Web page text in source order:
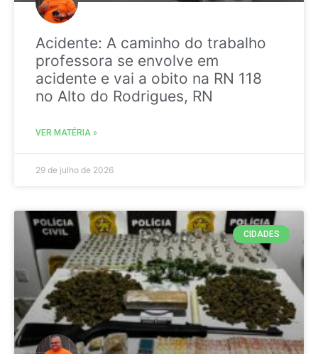
Acidente: A caminho do trabalho
professora se envolve em
acidente e vai a obito na RN 118
no Alto do Rodrigues, RN
VER MATÉRIA »
29 de julho de 2026
CIDADES